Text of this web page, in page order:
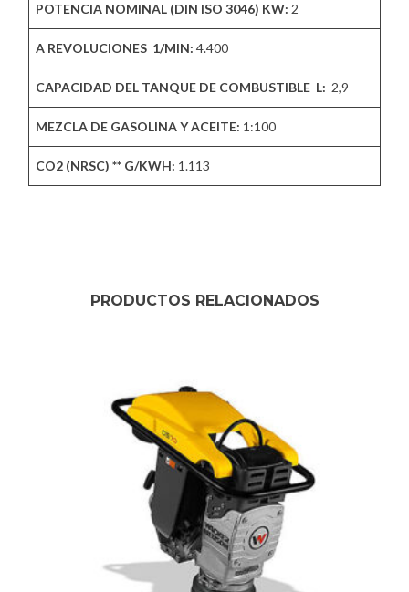
POTENCIA NOMINAL (DIN ISO 3046) KW: 2
A REVOLUCIONES 1/MIN: 4.400
CAPACIDAD DEL TANQUE DE COMBUSTIBLE L: 2,9
MEZCLA DE GASOLINA Y ACEITE: 1:100
CO2 (NRSC) ** G/KWH: 1.113
PRODUCTOS RELACIONADOS